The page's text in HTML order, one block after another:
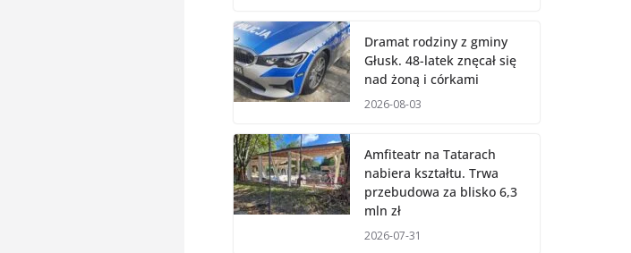
Dramat rodziny z gminy
Głusk. 48-latek znęcał się
nad żoną i córkami
2026-08-03
Amfiteatr na Tatarach
nabiera kształtu. Trwa
przebudowa za blisko 6,3
mln zł
2026-07-31